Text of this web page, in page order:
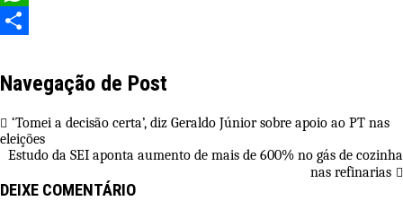
WhatsApp
Navegação de Post
‘Tomei a decisão certa’, diz Geraldo Júnior sobre apoio ao PT nas
eleições
Estudo da SEI aponta aumento de mais de 600% no gás de cozinha
nas refinarias
DEIXE COMENTÁRIO